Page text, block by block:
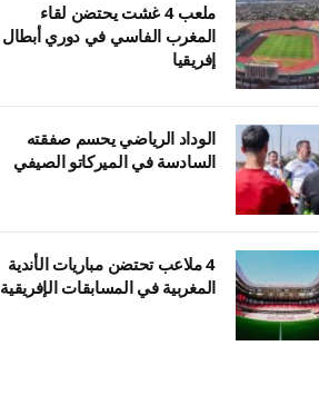
ملعب 4 غشت يحتضن لقاء
المغرب الفاسي في دوري أبطال
إفريقيا
الوداد الرياضي يحسم صفقته
السادسة في الميركاتو الصيفي
4 ملاعب تحتضن مباريات الأندية
المغربية في المسابقات الإفريقية